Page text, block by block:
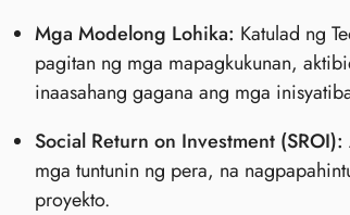
Mga Modelong Lohika: Katulad ng
pagitan ng mga mapagkukunan,
inaasahang gagana ang mga
Social Return on Investment (SROI):
mga tuntunin ng pera, na
proyekto.